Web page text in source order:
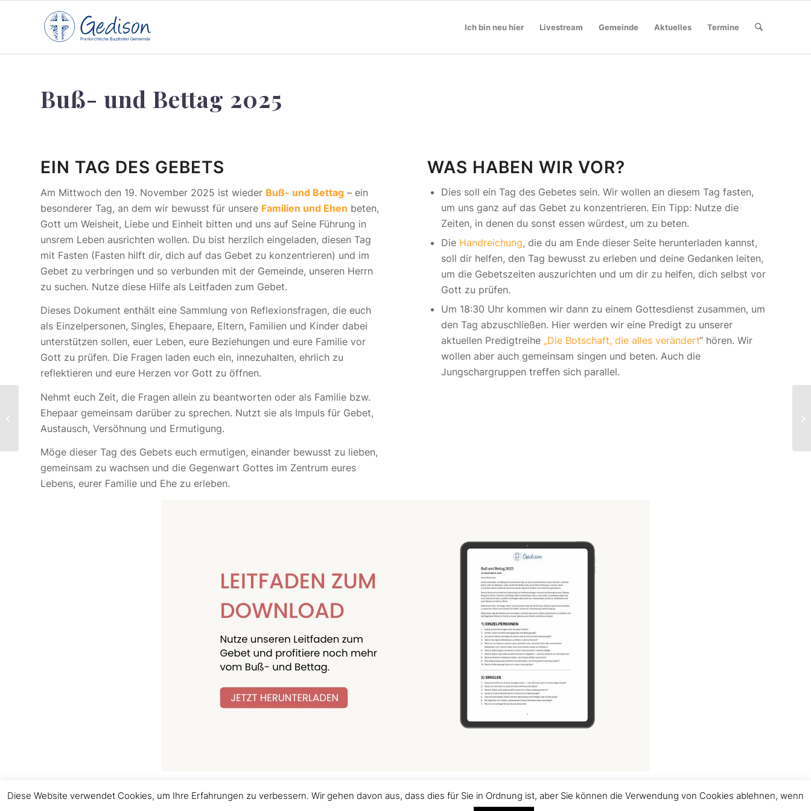
F reikirchlic he Ba ptisten Gemeinde
Ich bin neu hier Livestream Gemeinde Aktuelles Termine
Buß- und Bettag 2025
EIN TAG DES GEBETS
Am Mittwoch den 19. November 2025 ist wieder Buß- und Bettag – ein
besonderer Tag, an dem wir bewusst für unsere Familien und Ehen beten,
Gott um Weisheit, Liebe und Einheit bitten und uns auf Seine Führung in
unsrem Leben ausrichten wollen. Du bist herzlich eingeladen, diesen Tag
mit Fasten (Fasten hilft dir, dich auf das Gebet zu konzentrieren) und im
Gebet zu verbringen und so verbunden mit der Gemeinde, unseren Herrn
zu suchen. Nutze diese Hilfe als Leitfaden zum Gebet.
Dieses Dokument enthält eine Sammlung von Reflexionsfragen, die euch
als Einzelpersonen, Singles, Ehepaare, Eltern, Familien und Kinder dabei
unterstützen sollen, euer Leben, eure Beziehungen und eure Familie vor
Gott zu prüfen. Die Fragen laden euch ein, innezuhalten, ehrlich zu
reflektieren und eure Herzen vor Gott zu öffnen.
Nehmt euch Zeit, die Fragen allein zu beantworten oder als Familie bzw.
Ehepaar gemeinsam darüber zu sprechen. Nutzt sie als Impuls für Gebet,
Austausch, Versöhnung und Ermutigung.
Möge dieser Tag des Gebets euch ermutigen, einander bewusst zu lieben,
gemeinsam zu wachsen und die Gegenwart Gottes im Zentrum eures
Lebens, eurer Familie und Ehe zu erleben.
WAS HABEN WIR VOR?
Dies soll ein Tag des Gebetes sein. Wir wollen an diesem Tag fasten,
um uns ganz auf das Gebet zu konzentrieren. Ein Tipp: Nutze die
Zeiten, in denen du sonst essen würdest, um zu beten.
Die Handreichung, die du am Ende dieser Seite herunterladen kannst,
soll dir helfen, den Tag bewusst zu erleben und deine Gedanken leiten,
um die Gebetszeiten auszurichten und um dir zu helfen, dich selbst vor
Gott zu prüfen.
Um 18:30 Uhr kommen wir dann zu einem Gottesdienst zusammen, um
den Tag abzuschließen. Hier werden wir eine Predigt zu unserer
aktuellen Predigtreihe „Die Botschaft, die alles verändert“ hören. Wir
wollen aber auch gemeinsam singen und beten. Auch die
Jungschargruppen treffen sich parallel.
alles verändert -Neue
Predigtreihe
Diese Website verwendet Cookies, um Ihre Erfahrungen zu verbessern. Wir gehen davon aus, dass dies für Sie in Ordnung ist, aber Sie können die Verwendung von Cookies ablehnen, wenn